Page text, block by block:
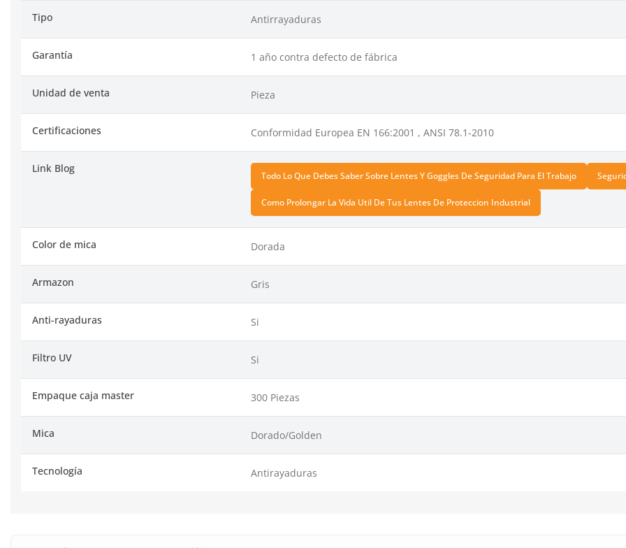
Tipo Antirrayaduras
Garantía 1 año contra defecto de fábrica
Unidad de venta Pieza
Certificaciones Conformidad Europea EN 166:2001 , ANSI 78.1-2010
Link Blog
Todo Lo Que Debes Saber Sobre Lentes Y Goggles De Seguridad Para El Trabajo
Como Prolongar La Vida Util De Tus Lentes De Proteccion Industrial
Color de mica Dorada
Armazon Gris
Anti-rayaduras Si
Filtro UV Si
Empaque caja master 300 Piezas
Mica Dorado/Golden
Tecnología Antirayaduras